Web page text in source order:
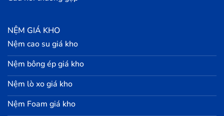
NỆM GIÁ KHO
Nệm cao su giá kho
Nệm bông ép giá kho
Nệm lò xo giá kho
Nệm Foam giá kho